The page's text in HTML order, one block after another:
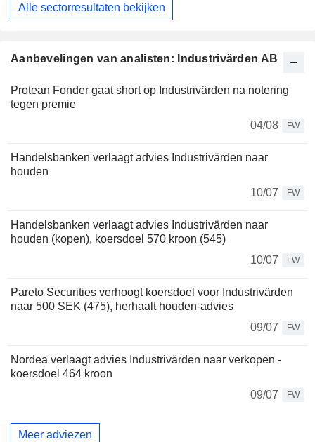
Aanbevelingen van analisten: Industrivärden AB
Protean Fonder gaat short op Industrivärden na notering
tegen premie
04/08
FW
Handelsbanken verlaagt advies Industrivärden naar
houden
10/07
FW
Handelsbanken verlaagt advies Industrivärden naar
houden (kopen), koersdoel 570 kroon (545)
10/07
FW
Pareto Securities verhoogt koersdoel voor Industrivärden
naar 500 SEK (475), herhaalt houden-advies
09/07
FW
Nordea verlaagt advies Industrivärden naar verkopen -
koersdoel 464 kroon
09/07
FW
Meer adviezen
Alle sectorresultaten bekijken